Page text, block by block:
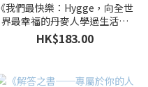
《我們最快樂：Hygge，向全世
界最幸福的丹麥人學過生活》
(精裝典藏版)｜麥克．威肯 著｜
創意市集
HK$183.00